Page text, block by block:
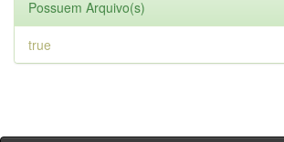
Possuem Arquivo(s)
true